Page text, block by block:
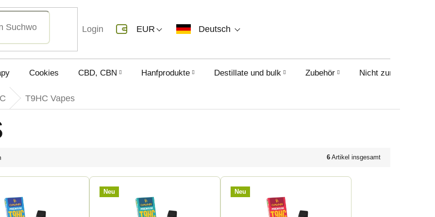
EUR Deutsch
Login
Cookies CBD, CBN Hanfprodukte Destillate und bulk Zubehör Nicht zum Verkauf
T9HC Vapes
6 Artikel insgesamt
Neu Neu